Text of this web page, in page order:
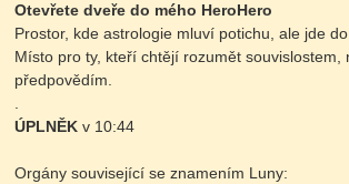
Otevřete dveře do mého HeroHero
Prostor, kde astrologie mluví potichu, ale jde
Místo pro ty, kteří chtějí rozumět souvislostem,
předpovědím.
.
ÚPLNĚK v 10:44
Orgány související se znamením Luny: